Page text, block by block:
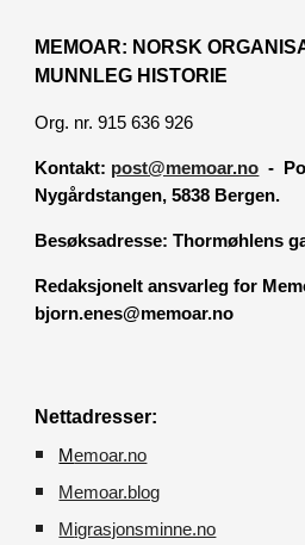
MEMOAR: NORSK
MUNNLEG HISTORIE
Org. nr. 915 636 926
Kontakt: post@memoar.no -
Nygårdstangen, 5838 Bergen.
Besøksadresse:Thormøhlens
Redaksjonelt ansvarleg for
bjorn.enes@memoar.no
Nettadresser:
Memoar.no
Memoar.blog
M igrasjonsminne.no